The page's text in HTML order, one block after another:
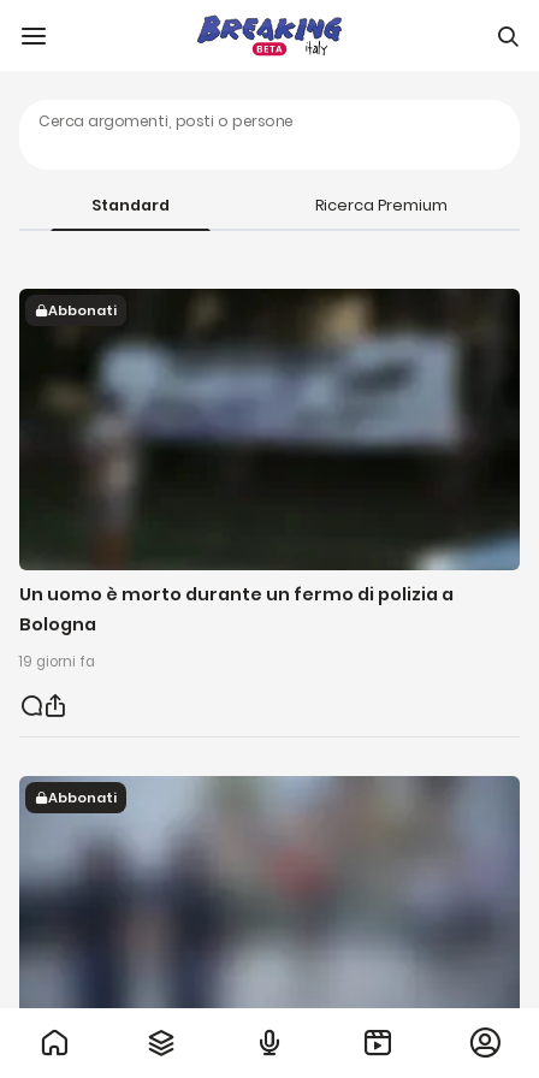
Cerca argomenti, posti o persone
Standard Ricerca Premium
Abbonati
Un uomo è morto durante un fermo di polizia a
Bologna
19 giorni fa
Abbonati